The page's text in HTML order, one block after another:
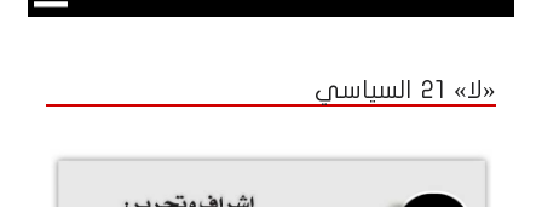
«لا» 21 السياسي